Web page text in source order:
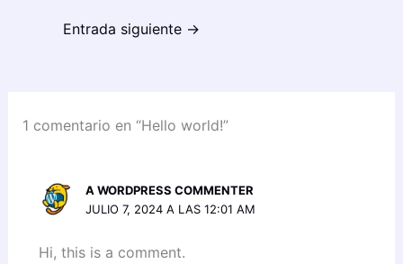
Entrada siguiente →
1 comentario en “Hello world!”
A WORDPRESS COMMENTER
JULIO 7, 2024 A LAS 12:01 AM
Hi, this is a comment.